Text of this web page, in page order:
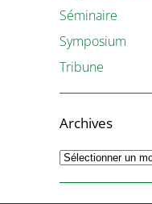
Séminaire
Symposium
Tribune
Archives
Archives